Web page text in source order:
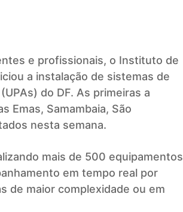
e profissionais, o Instituto de
a instalação de sistemas de
do DF. As primeiras a
Emas, Samambaia, São
nesta semana.
mais de 500 equipamentos
em tempo real por
de maior complexidade ou em